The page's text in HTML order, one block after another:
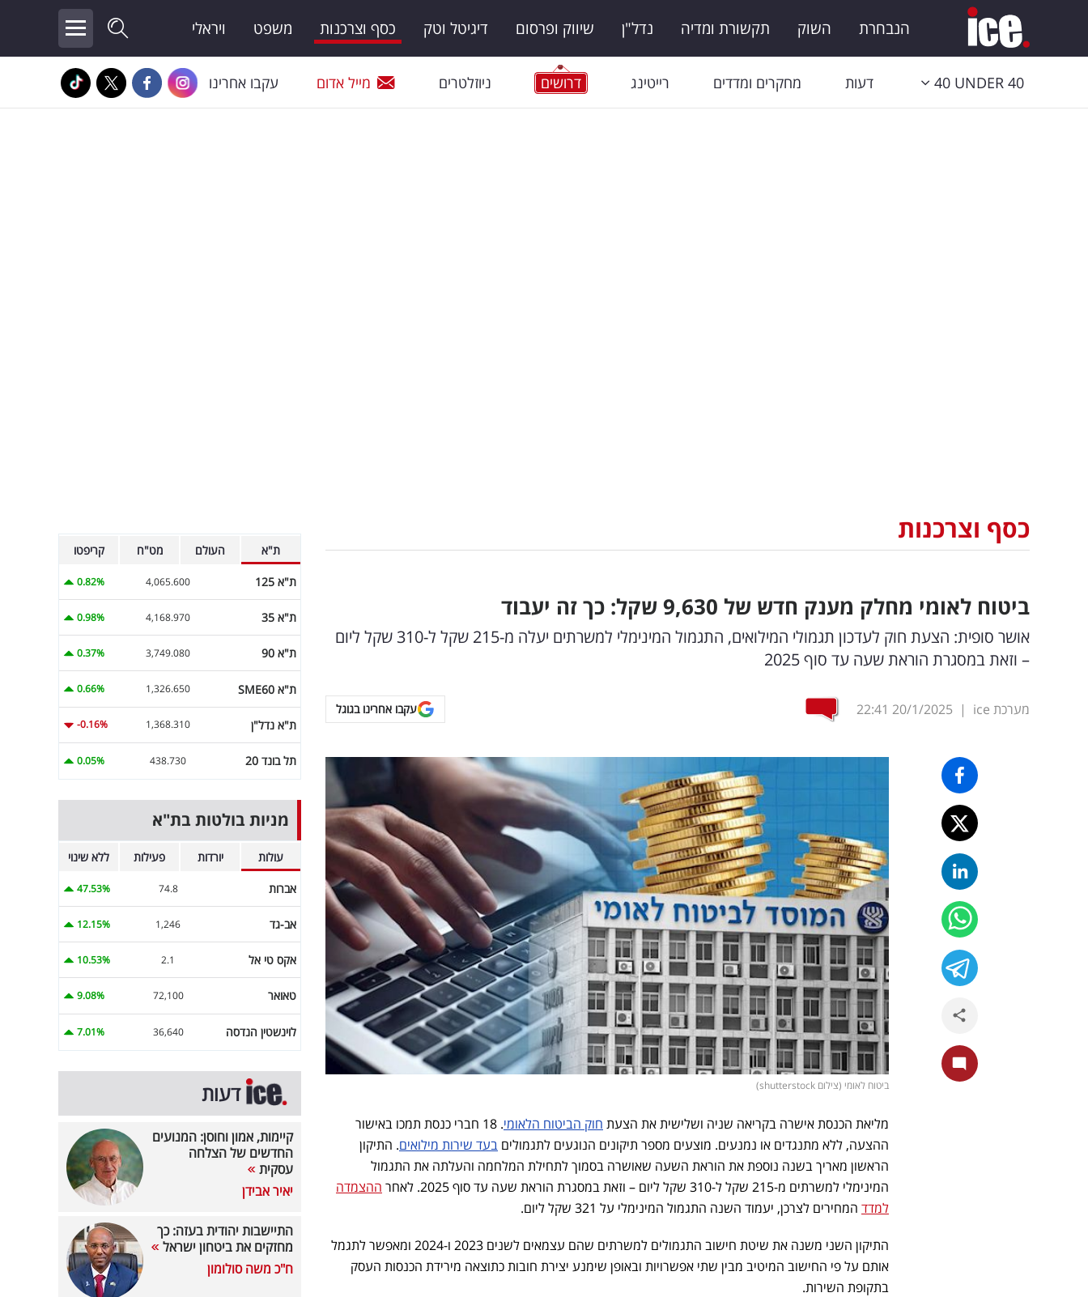
הנבחרת השוק תקשורת ומדיה נדל"ן שיווק ופרסום דיגיטל וטק כסף וצרכנות משפט ויראלי
40 UNDER 40 דעות מחקרים ומדדים רייטינג דרושים ניוזלטרים מייל אדום עקבו אחרינו
כסף וצרכנות
ביטוח לאומי מחלק מענק חדש של 9,630 שקל: כך זה יעבוד
אושר סופית: הצעת חוק לעדכון תגמולי המילואים, התגמול המינימלי למשרתים יעלה מ-215 שקל ל-310 שקל ליום
– וזאת במסגרת הוראת שעה עד סוף 2025
מערכת ice |
20/1/2025
22:41 עקבו אחרינו בגוגל
ביטוח לאומי (צילום shutterstock)
מליאת הכנסת אישרה בקריאה שניה ושלישית את הצעת חוק הביטוח הלאומי
. 18 חברי כנסת תמכו באישור
ההצעה, ללא מתנגדים או נמנעים. מוצעים מספר תיקונים הנוגעים לתגמולים בעד שירות מילואים. התיקון
הראשון מאריך בשנה נוספת את הוראת השעה שאושרה בסמוך לתחילת המלחמה והעלתה את התגמול
המינימלי למשרתים מ-215 שקל ל-310 שקל ליום – וזאת במסגרת הוראת שעה עד סוף 2025. לאחר
ההצמדה
למדד המחירים לצרכן, יעמוד השנה התגמול המינימלי על 321 שקל ליום.
התיקון השני משנה את שיטת חישוב התגמולים למשרתים שהם עצמאים לשנים 2023 ו-2024 ומאפשר לתגמל
אותם על פי החישוב המיטיב מבין שתי אפשרויות ובאופן שימנע יצירת חובות כתוצאה מירידת הכנסות העסק
בתקופת השירות.
ת"א העולם מט"ח קריפטו
ת"א 125 4,065.600
0.82%
ת"א 35 4,168.970
0.98%
ת"א 90 3,749.080
0.37%
ת"א SME60 1,326.650
0.66%
ת"א נדל"ן 1,368.310
-0.16%
תל בונד 20 438.730
0.05%
מניות בולטות בת"א
עולות יורדות פעילות ללא שינוי
אברות 74.8
47.53%
אב-גד 1,246
12.15%
אקס טי אל 2.1
10.53%
טאואר 72,100
9.08%
לוינשטין הנדסה 36,640
7.01%
דעות
קיימות, אמון וחוסן: המנועים
החדשים של הצלחה
עסקית
יאיר אבידן
התיישבות יהודית בעזה: כך
מחזקים את ביטחון ישראל
ח"כ משה סולומון